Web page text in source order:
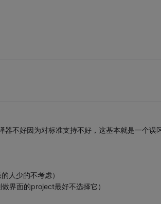
不好因为对标准支持不好，这基本就是一个误
人少的不考虑）
界面的project最好不选择它）